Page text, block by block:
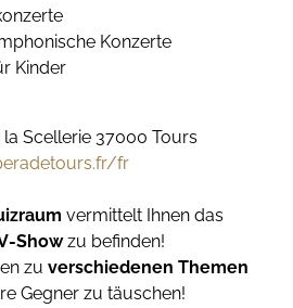
Konzerte
Kinder
Scellerie 37000 Tours
fr
vermittelt Ihnen das
Showzu befinden!
zu verschiedenen Themen
Gegner zu täuschen!